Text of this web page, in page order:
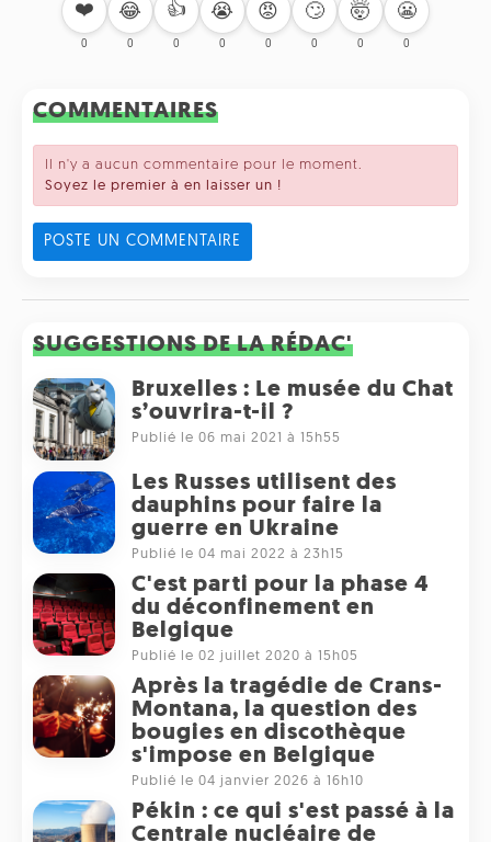
❤️
0
😂
0
👍
0
😭
0
😡
0
🙄
0
🤯
0
😬
0
COMMENTAIRES
Il n'y a aucun commentaire pour le moment.
Soyez le premier à en laisser un !
POSTE UN COMMENTAIRE
SUGGESTIONS DE LA RÉDAC'
Bruxelles : Le musée du Chat
s’ouvrira-t-il ?
Publié le 06 mai 2021 à 15h55
Les Russes utilisent des
dauphins pour faire la
guerre en Ukraine
Publié le 04 mai 2022 à 23h15
C'est parti pour la phase 4
du déconfinement en
Belgique
Publié le 02 juillet 2020 à 15h05
Après la tragédie de Crans-
Montana, la question des
bougies en discothèque
s'impose en Belgique
Publié le 04 janvier 2026 à 16h10
Pékin : ce qui s'est passé à la
Centrale nucléaire de